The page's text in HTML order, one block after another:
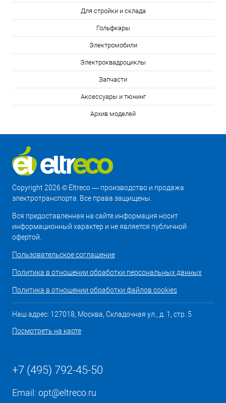
Для стройки и склада
Гольфкары
Электромобили
Электроквадроциклы
Запчасти
Аксессуары и тюнинг
Архив моделей
Copyright 2026 © Eltreco — производство и продажа
электротранспорта. Все права защищены.
Вся предоставленная на сайте информация носит
информационный характер и не является публичной
офертой.
Пользовательское соглашение
Политика в отношении обработки персональных данных
Политика в отношении обработки файлов cookies
Наш адрес: 127018, Москва, Складочная ул., д. 1, стр. 5
Посмотреть на карте
+7 (495) 792-45-50
Email: opt@eltreco.ru